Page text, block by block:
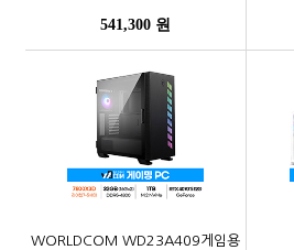
541,300 원
WORLDCOM WD23A409게임용